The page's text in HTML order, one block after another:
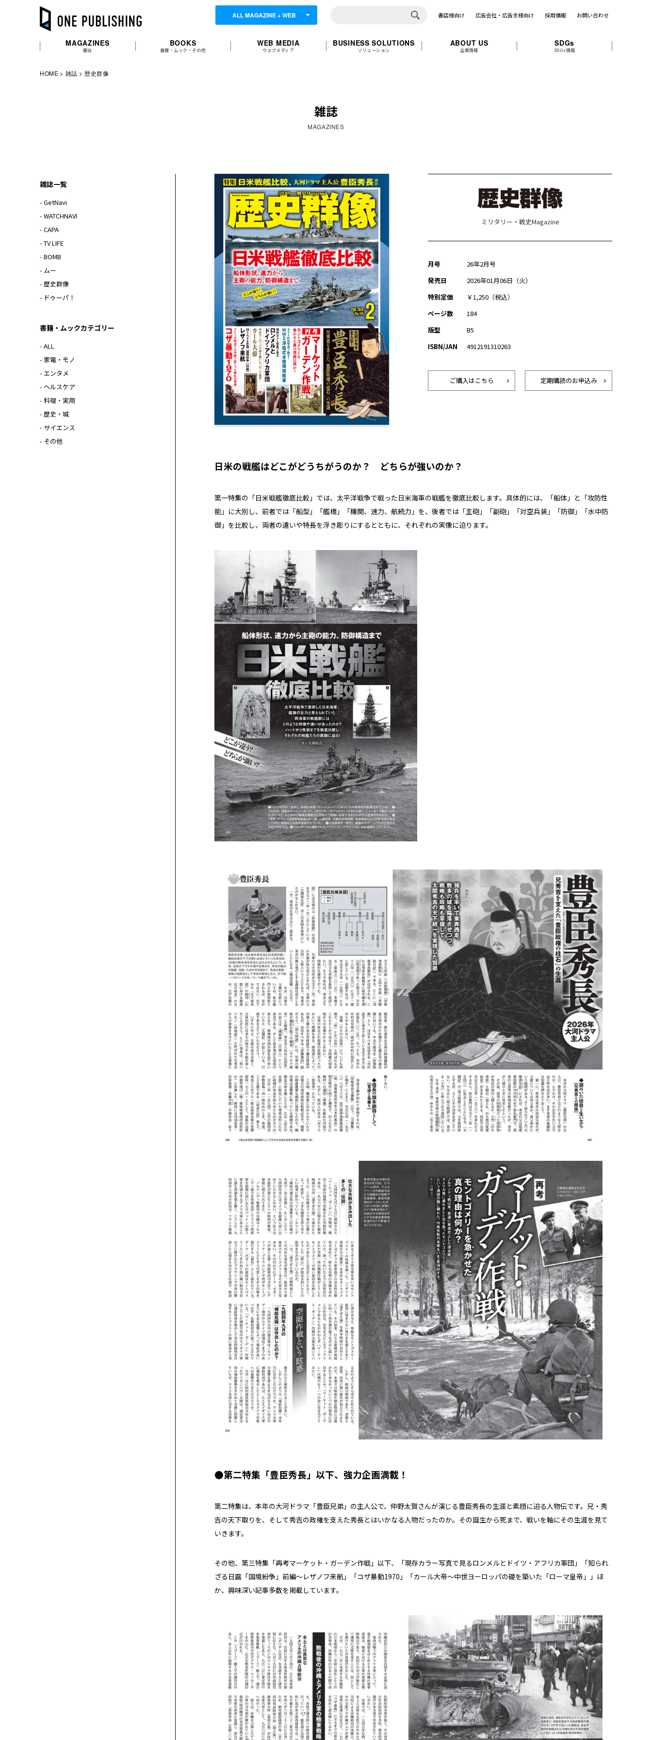
ALL MAGAZINE + WEB 書店様向け 広告会社・広告主様向け 採用情報 お問い合わせ
MAGAZINES
雑誌
BOOKS
書籍・ムック・その他
WEB MEDIA
ウェブメディア
BUSINESS SOLUTIONS
ソリューション
ABOUT US
企業情報
SDGs
SDGs情報
HOME 雑誌 歴史群像
雑誌
MAGAZINES
ミリタリー・戦史Magazine
月号
26年2月号
発売日
2026年01月06日（火）
特別定価
￥1,250（税込）
ページ数
184
版型
B5
ISBN/JAN
4912191310263
ご購入はこちら 定期購読のお申込み
日米の戦艦はどこがどうちがうのか？ どちらが強いのか？
第一特集の「日米戦艦徹底比較」では、太平洋戦争で戦った日米海軍の戦艦を徹底比較します。具体的には、「船体」と「攻防性
能」に大別し、前者では「船型」「艦橋」「機関、速力、航続力」を、後者では「主砲」「副砲」「対空兵装」「防御」「水中防
御」を比較し、両者の違いや特長を浮き彫りにするとともに、それぞれの実像に迫ります。
●第二特集「豊臣秀長」以下、強力企画満載！
第二特集は、本年の大河ドラマ「豊臣兄弟」の主人公で、仲野太賀さんが演じる豊臣秀長の生涯と素顔に迫る人物伝です。兄・秀
吉の天下取りを、そして秀吉の政権を支えた秀長とはいかなる人物だったのか。その誕生から死まで、戦いを軸にその生涯を見て
いきます。
その他、第三特集「再考マーケット・ガーデン作戦」以下、「現存カラー写真で見るロンメルとドイツ・アフリカ軍団」「知られ
ざる日露「国境紛争」前編～レザノフ来航」「コザ暴動1970」「カール大帝～中世ヨーロッパの礎を築いた「ローマ皇帝」」ほ
か、興味深い記事多数を掲載しています。
雑誌一覧
- GetNavi
- WATCHNAVI
- CAPA
- TV LIFE
- BOMB
- ムー
- 歴史群像
- ドゥーパ！
書籍・ムックカテゴリー
- ALL
- 家電・モノ
- エンタメ
- ヘルスケア
- 料理・実用
- 歴史・城
- サイエンス
- その他